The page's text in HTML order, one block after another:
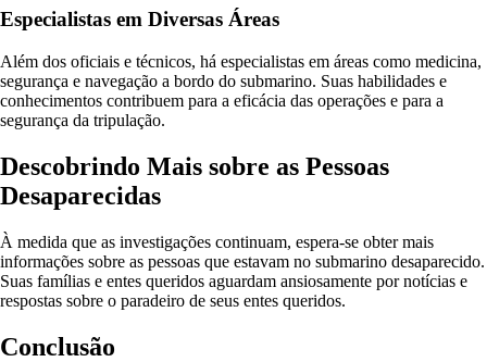
Especialistas em Diversas Áreas
Além dos oficiais e técnicos, há especialistas em áreas como medicina,
segurança e navegação a bordo do submarino. Suas habilidades e
conhecimentos contribuem para a eficácia das operações e para a
segurança da tripulação.
Descobrindo Mais sobre as Pessoas
Desaparecidas
À medida que as investigações continuam, espera-se obter mais
informações sobre as pessoas que estavam no submarino desaparecido.
Suas famílias e entes queridos aguardam ansiosamente por notícias e
respostas sobre o paradeiro de seus entes queridos.
Conclusão